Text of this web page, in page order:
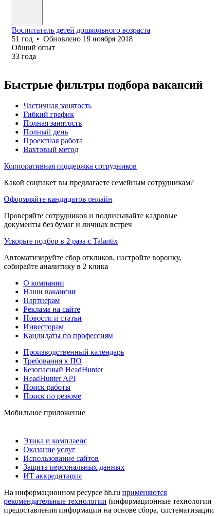
Воспитатель детей дошкольного возраста
51 год • Обновлено 19 ноября 2018
Общий опыт
33 года
Быстрые фильтры подбора вакансий
Частичная занятость
Гибкий график
Полная занятость
Полный день
Проектная работа
Вахтовый метод
Корпоративная поддержка сотрудников
Какой соцпакет вы предлагаете семейным сотрудникам?
Оформляйте кандидатов онлайн
Проверяйте сотрудников и подписывайте кадровые
документы без бумаг и личных встреч
Ускорьте подбор в 2 раза с Talantix
Автоматизируйте сбор откликов, настройте воронку,
собирайте аналитику в 2 клика
О компании
Наши вакансии
Партнерам
Реклама на сайте
Новости и статьи
Инвесторам
Кандидаты по профессиям
Производственный календарь
Требования к ПО
Безопасный HeadHunter
HeadHunter API
Поиск работы
Поиск по резюме
Мобильное приложение
Этика и комплаенс
Оказание услуг
Использование сайтов
Защита персональных данных
ИТ аккредитация
На информационном ресурсе hh.ru применяются
рекомендательные технологии (информационные технологии
предоставления информации на основе сбора, систематизации